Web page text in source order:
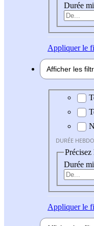
Durée
Appliquerle
Afficher les
Durée
DURÉE
Précisez
Durée
Appliquerle